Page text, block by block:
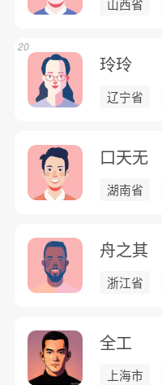
山西省
玲玲
辽宁省
20
口天无
湖南省
舟之其
浙江省
全工
上海市